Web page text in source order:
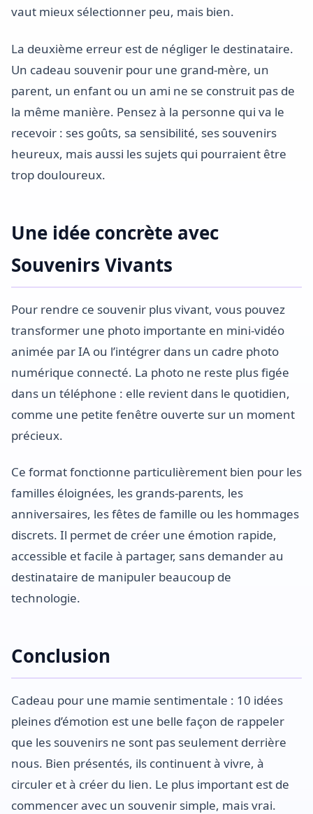
vaut mieux sélectionner peu, mais bien.
La deuxième erreur est de négliger le destinataire.
Un cadeau souvenir pour une grand-mère, un
parent, un enfant ou un ami ne se construit pas de
la même manière. Pensez à la personne qui va le
recevoir : ses goûts, sa sensibilité, ses souvenirs
heureux, mais aussi les sujets qui pourraient être
trop douloureux.
Une idée concrète avec
Souvenirs Vivants
Pour rendre ce souvenir plus vivant, vous pouvez
transformer une photo importante en mini-vidéo
animée par IA ou l’intégrer dans un cadre photo
numérique connecté. La photo ne reste plus figée
dans un téléphone : elle revient dans le quotidien,
comme une petite fenêtre ouverte sur un moment
précieux.
Ce format fonctionne particulièrement bien pour les
familles éloignées, les grands-parents, les
anniversaires, les fêtes de famille ou les hommages
discrets. Il permet de créer une émotion rapide,
accessible et facile à partager, sans demander au
destinataire de manipuler beaucoup de
technologie.
Conclusion
Cadeau pour une mamie sentimentale : 10 idées
pleines d’émotion est une belle façon de rappeler
que les souvenirs ne sont pas seulement derrière
nous. Bien présentés, ils continuent à vivre, à
circuler et à créer du lien. Le plus important est de
commencer avec un souvenir simple, mais vrai.